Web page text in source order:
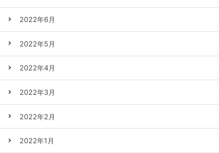
2022年6月
2022年5月
2022年4月
2022年3月
2022年2月
2022年1月